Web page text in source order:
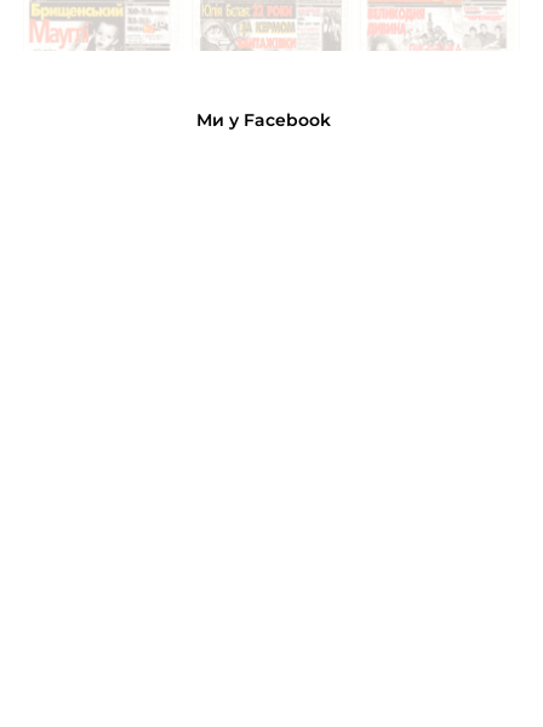
Ми у Facebook